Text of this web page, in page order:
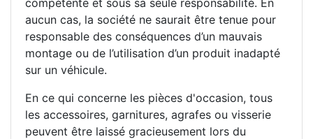
aucun cas, la société ne saurait être tenue pour
responsable des conséquences d’un mauvais
montage ou de l’utilisation d’un produit inadapté
sur un véhicule.
En ce qui concerne les pièces d'occasion, tous
les accessoires, garnitures, agrafes ou visserie
peuvent être laissé gracieusement lors du